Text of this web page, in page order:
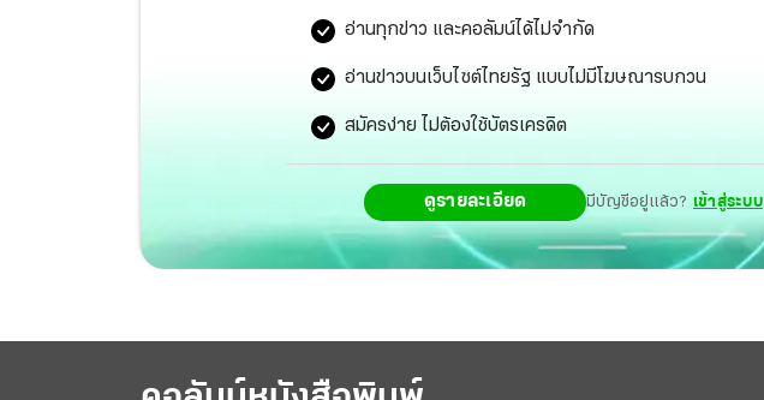
อ่านทุกข่าว และคอลัมน์ได้ไม่จำกัด
อ่านข่าวบนเว็บไซต์ไทยรัฐ แบบไม่มีโฆษณารบกวน
สมัครง่าย ไม่ต้องใช้บัตรเครดิต
ดูรายละเอียด มีบัญชีอยู่แล้ว? เข้าสู่ระบบ